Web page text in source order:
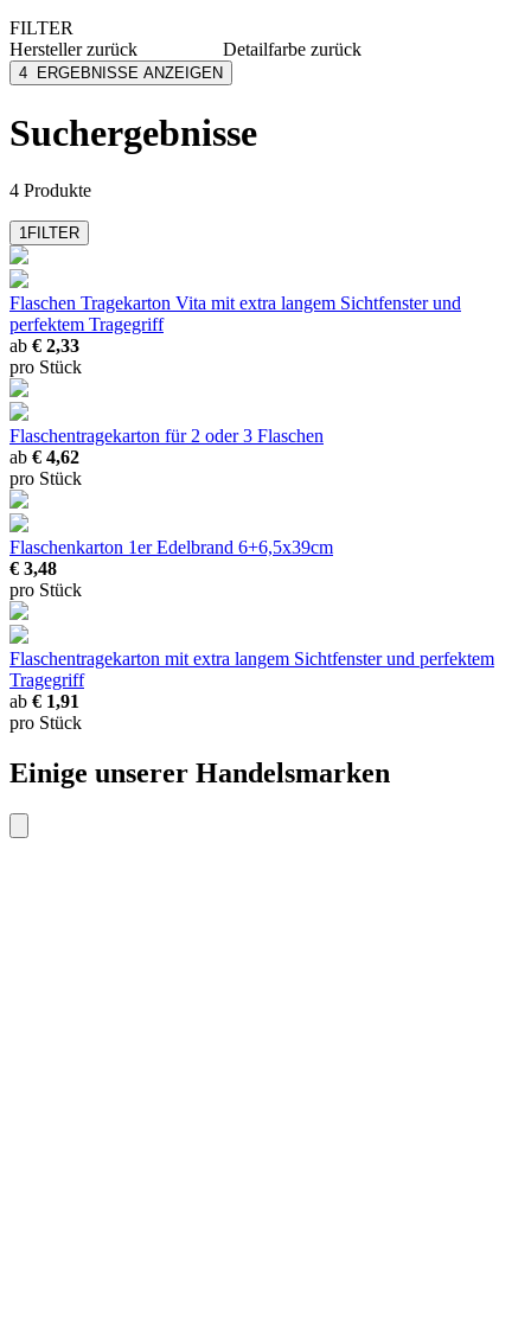
FILTER
Herstellerzurück
MESSERLE
Detailfarbe zurück
navyblau
4 ERGEBNISSE ANZEIGEN
Suchergebnisse
4 Produkte
1FILTER
Flaschen Tragekarton Vita mit extra langem Sichtfenster und
perfektem Tragegriff
ab € 2,33
pro Stück
Flaschentragekarton für 2 oder 3 Flaschen
ab € 4,62
pro Stück
Flaschenkarton 1er Edelbrand 6+6,5x39cm
€ 3,48
pro Stück
Flaschentragekarton mit extra langem Sichtfenster und perfektem
Tragegriff
ab € 1,91
pro Stück
Einige unserer Handelsmarken